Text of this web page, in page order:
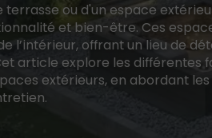
terrasse ou d'un espace
et bien-être. Ces
l’intérieur, offrant un lieu de
article explore les différentes
extérieurs, en abordant